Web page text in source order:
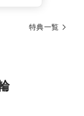
特典一覧